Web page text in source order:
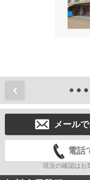
メール
電話
現況の確認はお